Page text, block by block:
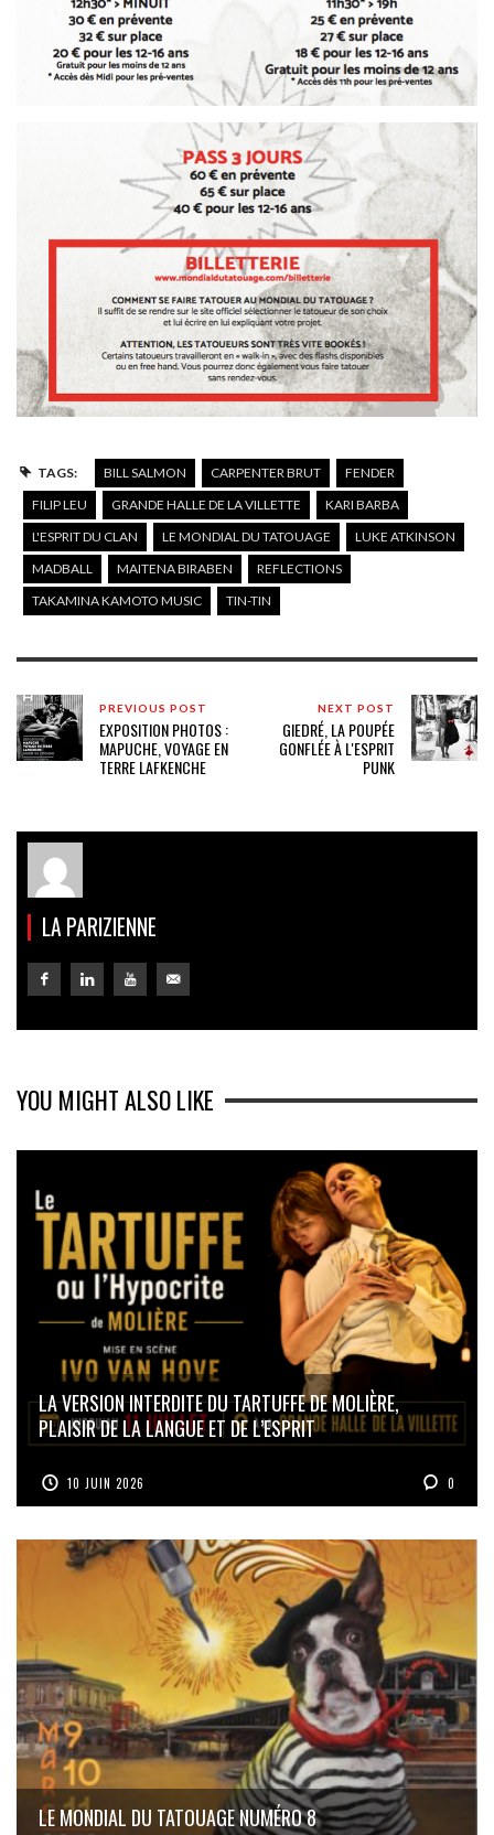
TAGS: BILL SALMON CARPENTER BRUT
FENDER
FILIP LEU
GRANDE HALLE DE LA VILLETTE
KARI BARBA
L'ESPRIT DU CLAN
LE MONDIAL DU TATOUAGE
LUKE ATKINSON
MADBALL
MAITENA BIRABEN
REFLECTIONS
TAKAMINA KAMOTO MUSIC
TIN-TIN
PREVIOUS POST
EXPOSITION PHOTOS :
MAPUCHE, VOYAGE EN
TERRE LAFKENCHE
NEXT POST
GIEDRÉ, LA POUPÉE
GONFLÉE À L'ESPRIT
PUNK
LA PARIZIENNE
YOU MIGHT ALSO LIKE
LA VERSION INTERDITE DU TARTUFFE DE MOLIÈRE,
PLAISIR DE LA LANGUE ET DE L’ESPRIT
10 JUIN 2026 0
LE MONDIAL DU TATOUAGE NUMÉRO 8